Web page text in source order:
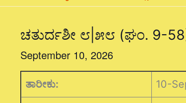
ಚತುರ್ದಶೀ ೮|೫೮ (ಘಂ. 9-
September 10, 2026
ತಾರೀಕು: 10-